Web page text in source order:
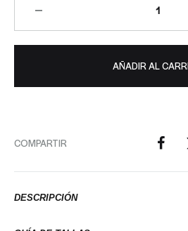
AÑADIR AL
COMPARTIR
DESCRIPCIÓN